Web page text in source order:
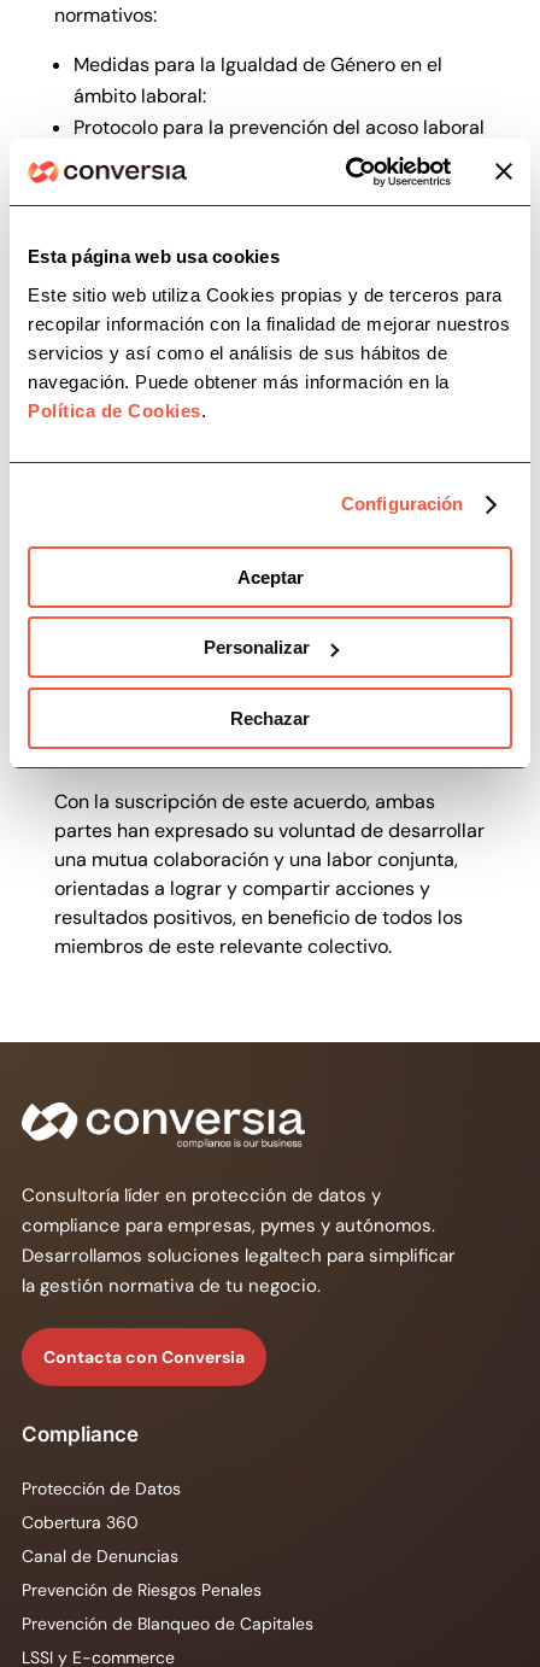
Esta página web usa cookies
Este sitio web utiliza Cookies propias y de terceros para
recopilar información con la finalidad de mejorar nuestros
servicios y así como el análisis de sus hábitos de
navegación. Puede obtener más información en la
Política de Cookies.
Configuración
Aceptar
Personalizar
Rechazar
normativos:
Medidas para la Igualdad de Género en el
ámbito laboral:
Protocolo para la prevención del acoso laboral
y sexual por razón de género.
Control Horario de la Jornada Laboral
Formación a los empleados
VENTAJAS DEL SERVICIO DE
CONVERSIA
Adaptación a las necesidades reales del
Asunción de la carga de trabajo, liberando así
Seguro de Responsabilidad Civil.
Asesoramiento y defensa jurídica.
Inmejorable competitividad en calidad y
Más de 20 años de experiencia y 185.000
clientes adaptados con éxito.
Profesionalidad y solvencia.
Con la suscripción de este acuerdo, ambas
partes han expresado su voluntad de desarrollar
una mutua colaboración y una labor conjunta,
orientadas a lograr y compartir acciones y
resultados positivos, en beneficio de todos los
miembros de este relevante colectivo.
Consultoría líder en protección de datos y
compliance para empresas, pymes y autónomos.
Desarrollamos soluciones legaltech para simplificar
la gestión normativa de tu negocio.
Contacta con Conversia
Compliance
Protección de Datos
Cobertura 360
Canal de Denuncias
Prevención de Riesgos Penales
Prevención de Blanqueo de Capitales
LSSI y E-commerce